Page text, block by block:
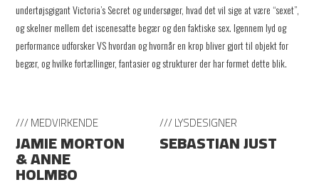
undertøjsgigant Victoria’s Secret og undersøger, hvad det vil sige at være “sexet”,
og skelner mellem det iscenesatte begær og den faktiske sex. Igennem lyd og
performance udforsker VS hvordan og hvornår en krop bliver gjort til objekt for
begær, og hvilke fortællinger, fantasier og strukturer der har formet dette blik.
/// MEDVIRKENDE
JAMIE MORTON
& ANNE
HOLMBO
/// LYSDESIGNER
SEBASTIAN JUST